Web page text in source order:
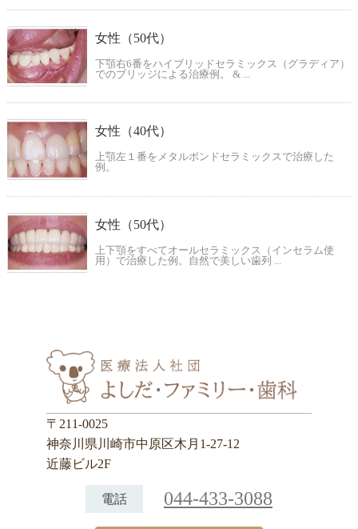
女性（50代）
下顎右6番をハイブリッドセラミックス（グラディア）
でのブリッジによる治療例。 & ...
女性（40代）
上顎左１番をメタルボンドセラミックスで治療した
例。
女性（50代）
上下顎をすべてオールセラミックス（インセラム使
用）で治療した例。自然で美しい歯列 ...
〒211-0025
神奈川県川崎市中原区木月1-27-12
近藤ビル2F
電話 044-433-3088